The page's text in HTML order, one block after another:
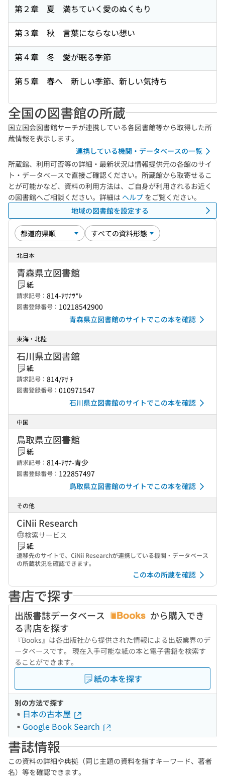
第２章 夏 満ちていく愛のぬくもり
第３章 秋 言葉にならない想い
第４章 冬 愛が眠る季節
第５章 春へ 新しい季節、新しい気持ち
全国の図書館の所蔵
国立国会図書館サーチが連携している各図書館等から取得した所
蔵情報を表示します。
連携している機関・データベースの一覧
所蔵館、利用可否等の詳細・最新状況は情報提供元の各館のサイ
ト・データベースで直接ご確認ください。所蔵館から取寄せるこ
とが可能かなど、資料の利用方法は、ご自身が利用されるお近く
の図書館へご相談ください。詳細は ヘルプ をご覧ください。
地域の図書館を設定する
北日本
青森県立図書館
紙
請求記号： 814-ｱｻﾅﾂ*ﾚ
図書登録番号： 10218542900
青森県立図書館のサイトでこの本を確認
東海・北陸
石川県立図書館
紙
請求記号： 814/ｱｻ ﾁ
図書登録番号： 010971547
石川県立図書館のサイトでこの本を確認
中国
鳥取県立図書館
紙
請求記号： 814-ｱｻﾅ-青少
図書登録番号： 122857497
鳥取県立図書館のサイトでこの本を確認
その他
CiNii Research
検索サービス
紙
遷移先のサイトで、CiNii Researchが連携している機関・データベース
の所蔵状況を確認できます。
この本の所蔵を確認
書店で探す
出版書誌データベース
から購入でき
る書店を探す
『Books』は各出版社から提供された情報による出版業界のデ
ータベースです。 現在入手可能な紙の本と電子書籍を検索す
ることができます。
紙の本を探す
別の方法で探す
日本の古本屋
Google Book Search
書誌情報
この資料の詳細や典拠（同じ主題の資料を指すキーワード、著者
名）等を確認できます。